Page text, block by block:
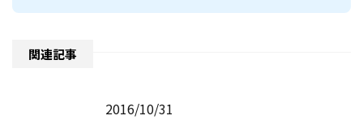
関連記事
2016/10/31